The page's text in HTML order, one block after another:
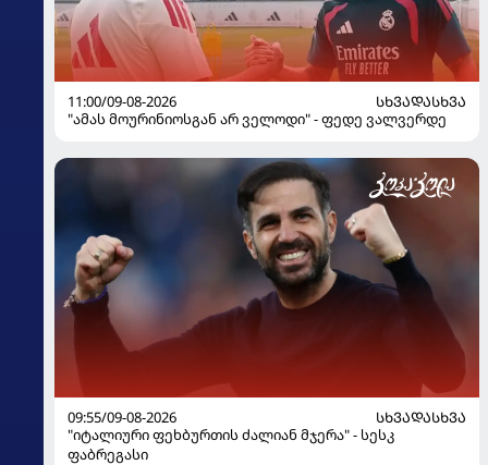
11:00/09-08-2026
ᲡᲮᲕᲐᲓᲐᲡᲮᲕᲐ
"ამას მოურინიოსგან არ ველოდი" - ფედე ვალვერდე
09:55/09-08-2026
ᲡᲮᲕᲐᲓᲐᲡᲮᲕᲐ
"იტალიური ფეხბურთის ძალიან მჯერა" - სესკ
ფაბრეგასი